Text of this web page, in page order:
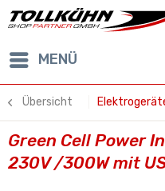
MENÜ
Übersicht
Green Cell Power
230V /300W mit